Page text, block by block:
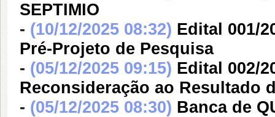
SEPTIMIO
- (10/12/2025 08:32) Edital 001/
Pré-Projeto de Pesquisa
- (05/12/2025 09:15) Edital 002/
Reconsideração ao Resultado
- (05/12/2025 08:30) Banca de